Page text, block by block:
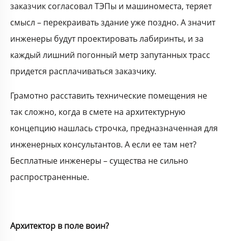
заказчик согласовал ТЭПы и машиноместа, теряет
смысл – перекраивать здание уже поздно. А значит
инженеры будут проектировать лабиринты, и за
каждый лишний погонный метр запутанных трасс
придется расплачиваться заказчику.
Грамотно расставить технические помещения не
так сложно, когда в смете на архитектурную
концепцию нашлась строчка, предназначенная для
инженерных консультантов. А если ее там нет?
Бесплатные инженеры – существа не сильно
распространенные.
Архитектор в поле воин?